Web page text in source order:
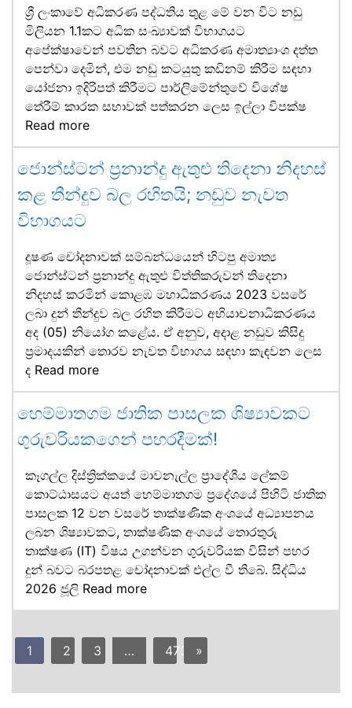
ශ්‍රී ලංකාවේ අධිකරණ පද්ධතිය තුළ මේ වන විට නඩු
මිලියන 1.1කට අධික සංඛ්‍යාවක් විභාගයට
අපේක්ෂාවෙන් පවතින බවට අධිකරණ අමාත්‍යාංශ දත්ත
පෙන්වා දෙමින්, එම නඩු කටයුතු කඩිනම් කිරීම සඳහා
යෝජනා ඉදිරිපත් කිරීමට පාර්ලිමේන්තුවේ විශේෂ
තේරීම් කාරක සභාවක් පත්කරන ලෙස ඉල්ලා විපක්ෂ
Read more
ජොන්ස්ටන් ප්‍රනාන්දු ඇතුළු තිදෙනා නිදහස්
කළ තීන්දුව බල රහිතයි; නඩුව නැවත
විභාගයට
දූෂණ චෝදනාවක් සම්බන්ධයෙන් හිටපු අමාත්‍ය
ජොන්ස්ටන් ප්‍රනාන්දු ඇතුළු විත්තිකරුවන් තිදෙනා
නිදහස් කරමින් කොළඹ මහාධිකරණය 2023 වසරේ
ලබා දුන් තීන්දුව බල රහිත කිරීමට අභියාචනාධිකරණය
අද (05) නියෝග කළේය. ඒ අනුව, අදාළ නඩුව කිසිදු
ප්‍රමාදයකින් තොරව නැවත විභාගය සඳහා කැඳවන ලෙස
ද Read more
හෙම්මාතගම ජාතික පාසලක ශිෂ්‍යාවකට
ගුරුවරියකගෙන් පහරදීමක්!
කෑගල්ල දිස්ත්‍රික්කයේ මාවනැල්ල ප්‍රාදේශීය ලේකම්
කොට්ඨාසයට අයත් හෙම්මාතගම ප්‍රදේශයේ පිහිටි ජාතික
පාසලක 12 වන වසරේ තාක්ෂණික අංශයේ අධ්‍යාපනය
ලබන ශිෂ්‍යාවකට, තාක්ෂණික අංශයේ තොරතුරු
තාක්ෂණ (IT) විෂය උගන්වන ගුරුවරියක විසින් පහර
දුන් බවට බරපතළ චෝදනාවක් එල්ල වී තිබේ. සිද්ධිය
2026 ජූලි Read more
1 2 3 … 473 »